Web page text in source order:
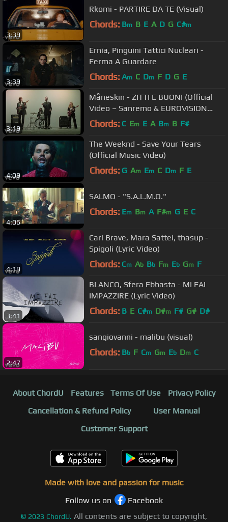
3:39
Rkomi - PARTIRE DA TE (Visual)
Chords: Bm B E A D G C#m
3:39
Ernia, Pinguini Tattici Nucleari -
Ferma A Guardare
Chords: Am C Dm F D G E
3:19
Måneskin - ZITTI E BUONI (Official
Video – Sanremo & EUROVISION
2021 Winners)
Chords: C Em E A Bm B F#
4:09
The Weeknd - Save Your Tears
(Official Music Video)
Chords: G Am Em C Dm F E
4:06
SALMO - "S.A.L.M.O."
Chords: Em Bm A F#m G E C
4:19
Carl Brave, Mara Sattei, thasup -
Spigoli (Lyric Video)
Chords: Cm Ab Bb Fm Eb Gm F
3:41
BLANCO, Sfera Ebbasta - MI FAI
IMPAZZIRE (Lyric Video)
Chords: B E C#m D#m F# G# D#
2:47
sangiovanni - malibu (visual)
Chords: Bb F Cm Gm Eb Dm C
About ChordU Features Terms Of Use
Privacy Policy
Cancellation & Refund Policy
User Manual
Customer Support
Made with love and passion for music
Follow us on
Facebook
© 2023 ChordU. All contents are subject to copyright,